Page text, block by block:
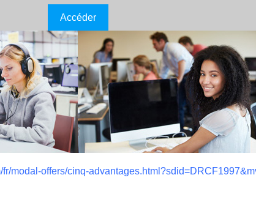
Accéder
fr/modal-offers/cinq-
fichiers avec ses élèves ou collègues de manière sécurisée